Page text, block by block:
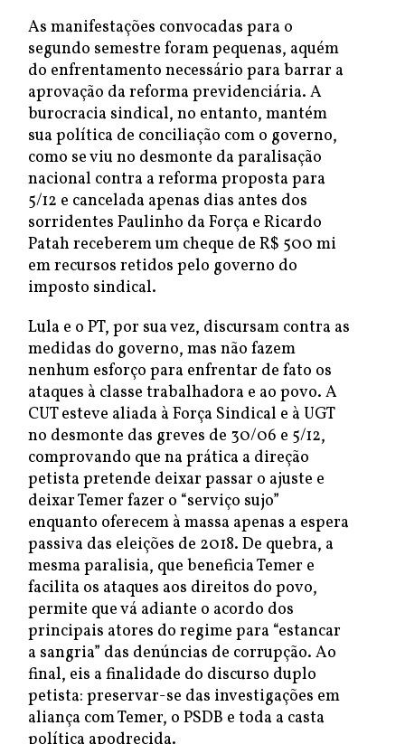
As manifestações convocadas para o
segundo semestre foram pequenas, aquém
do enfrentamento necessário para barrar a
aprovação da reforma previdenciária. A
burocracia sindical, no entanto, mantém
sua política de conciliação com o governo,
como se viu no desmonte da paralisação
nacional contra a reforma proposta para
5/12 e cancelada apenas dias antes dos
sorridentes Paulinho da Força e Ricardo
Patah receberem um cheque de R$ 500 mi
em recursos retidos pelo governo do
imposto sindical.
Lula e o PT, por sua vez, discursam contra as
medidas do governo, mas não fazem
nenhum esforço para enfrentar de fato os
ataques à classe trabalhadora e ao povo. A
CUT esteve aliada à Força Sindical e à UGT
no desmonte das greves de 30/06 e 5/12,
comprovando que na prática a direção
petista pretende deixar passar o ajuste e
deixar Temer fazer o “serviço sujo”
enquanto oferecem à massa apenas a espera
passiva das eleições de 2018. De quebra, a
mesma paralisia, que beneficia Temer e
facilita os ataques aos direitos do povo,
permite que vá adiante o acordo dos
principais atores do regime para “estancar
a sangria” das denúncias de corrupção. Ao
final, eis a finalidade do discurso duplo
petista: preservar-se das investigações em
aliança com Temer, o PSDB e toda a casta